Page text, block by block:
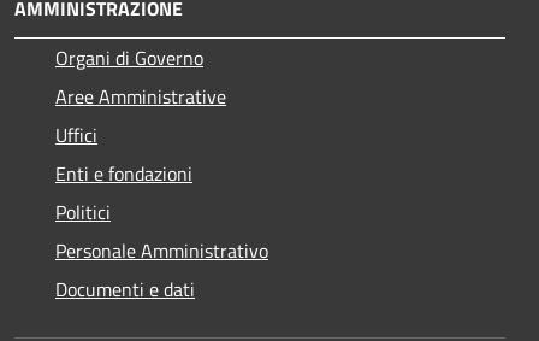
AMMINISTRAZIONE
Organi di Governo
Aree Amministrative
Uffici
Enti e fondazioni
Politici
Personale Amministrativo
Documenti e dati